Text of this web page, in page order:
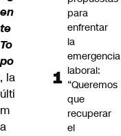
en
te
To
po
, la
últi
m
a
para
enfrentar
la
emergencia
laboral:
“Queremos
que
recuperar
el